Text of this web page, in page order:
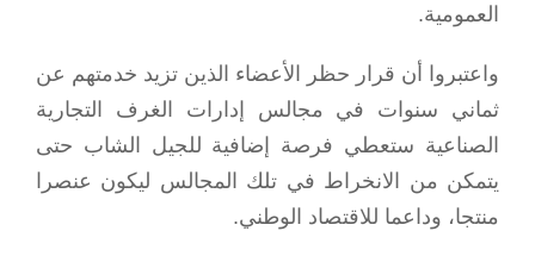
العمومية.
واعتبروا أن قرار حظر الأعضاء الذين تزيد خدمتهم عن
ثماني سنوات في مجالس إدارات الغرف التجارية
الصناعية ستعطي فرصة إضافية للجيل الشاب حتى
يتمكن من الانخراط في تلك المجالس ليكون عنصرا
منتجا، وداعما للاقتصاد الوطني.